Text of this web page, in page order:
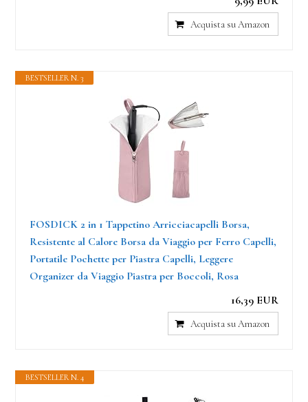
Acquista su Amazon
BESTSELLER N. 3
FOSDICK 2 in 1 Tappetino Arricciacapelli Borsa,
Resistente al Calore Borsa da Viaggio per Ferro Capelli,
Portatile Pochette per Piastra Capelli, Leggere
Organizer da Viaggio Piastra per Boccoli, Rosa
16,39 EUR
Acquista su Amazon
BESTSELLER N. 4